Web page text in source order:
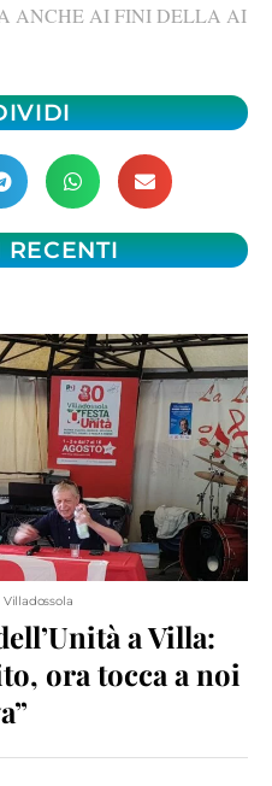
ANCHE AI FINI DELLA AI
RECENTI
Villadossola
a Villa:
ora tocca a noi